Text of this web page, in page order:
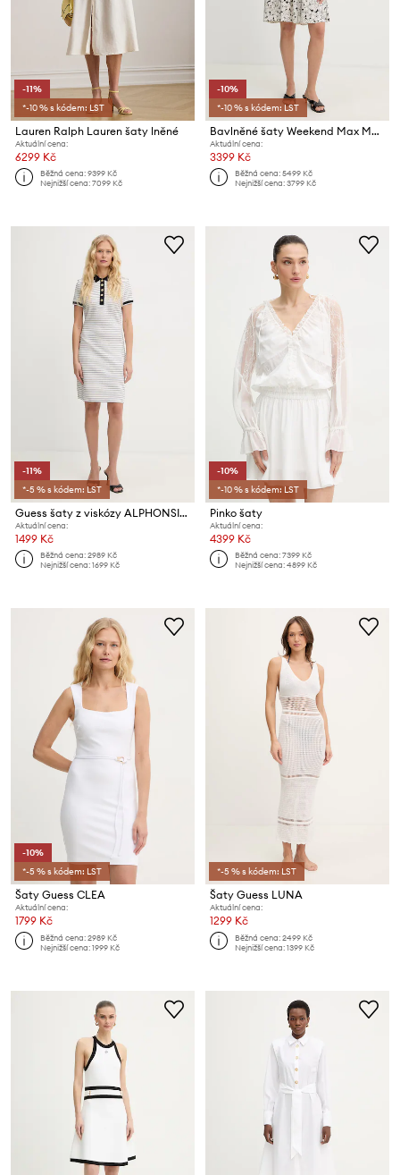
-11%
*-10 % s kódem: LST
Lauren Ralph Lauren šaty lněné
Aktuální cena:
6299 Kč
Běžná cena:9399 Kč
Nejnižší cena:7099 Kč
-10%
*-10 % s kódem: LST
Bavlněné šaty Weekend Max Mara FUOCO
Aktuální cena:
3399 Kč
Běžná cena:5499 Kč
Nejnižší cena:3799 Kč
-11%
*-5 % s kódem: LST
Guess šaty z viskózy ALPHONSINE
Aktuální cena:
1499 Kč
Běžná cena:2989 Kč
Nejnižší cena:1699 Kč
-10%
*-10 % s kódem: LST
Pinko šaty
Aktuální cena:
4399 Kč
Běžná cena:7399 Kč
Nejnižší cena:4899 Kč
-10%
*-5 % s kódem: LST
Šaty Guess CLEA
Aktuální cena:
1799 Kč
Běžná cena:2989 Kč
Nejnižší cena:1999 Kč
*-5 % s kódem: LST
Šaty Guess LUNA
Aktuální cena:
1299 Kč
Běžná cena:2499 Kč
Nejnižší cena:1399 Kč